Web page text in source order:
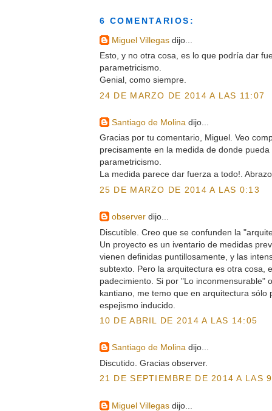
6 COMENTARIOS:
Miguel Villegasdijo...
Esto, y no otra cosa, es lo que podría dar
parametricismo.
Genial, como siempre.
24 DE MARZO DE 2014 A LAS 11:07
Santiago de Molina dijo...
Gracias por tu comentario, Miguel. Veo
precisamente en la medida de donde
parametricismo.
La medida parece dar fuerza a todo!.
25 DE MARZO DE 2014 A LAS 0:13
observerdijo...
Discutible. Creo que se confunden la
Un proyecto es un iventario de medidas
vienen definidas puntillosamente, y las
subtexto. Pero la arquitectura es otra cosa,
padecimiento. Si por "Lo inconmensurable"
kantiano, me temo que en arquitectura sólo
espejismo inducido.
10 DE ABRIL DE 2014 A LAS 14:05
Santiago de Molinadijo...
Discutido. Gracias observer.
21 DE SEPTIEMBRE DE 2014 A LAS
Miguel Villegasdijo...